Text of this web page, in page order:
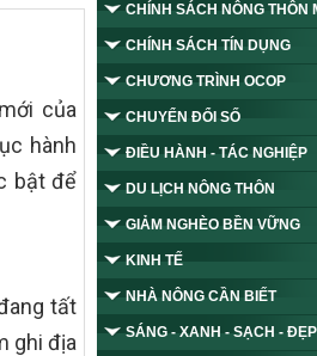
của
hành
bật để
tất
ghi địa
CHÍNH SÁCH NÔNG THÔN
CHÍNH SÁCH TÍN DỤNG
CHƯƠNG TRÌNH OCOP
CHUYỂN ĐỔI SỐ
ĐIỀU HÀNH - TÁC NGHIỆP
DU LỊCH NÔNG THÔN
GIẢM NGHÈO BỀN VỮNG
KINH TẾ
NHÀ NÔNG CẦN BIẾT
SÁNG - XANH - SẠCH - ĐẸP